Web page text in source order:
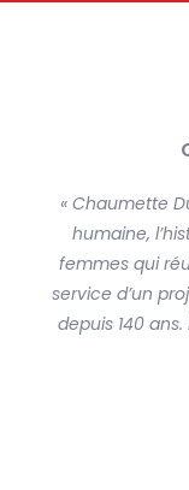
« Chaumette
humaine,
femmes qui
service d’un
depuis 140